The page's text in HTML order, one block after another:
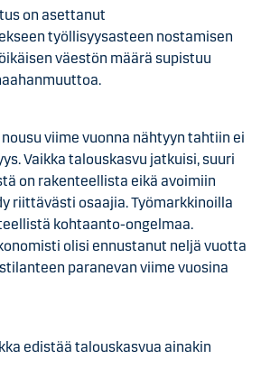
on asettanut
työllisyysasteen nostamisen
väestön määrä supistuu
viime vuonna nähtyyn tahtiin ei
Vaikka talouskasvu jatkuisi, suuri
on rakenteellista eikä avoimiin
riittävästi osaajia. Työmarkkinoilla
kohtaanto-ongelmaa.
olisi ennustanut neljä vuotta
paranevan viime vuosina
edistää talouskasvua ainakin